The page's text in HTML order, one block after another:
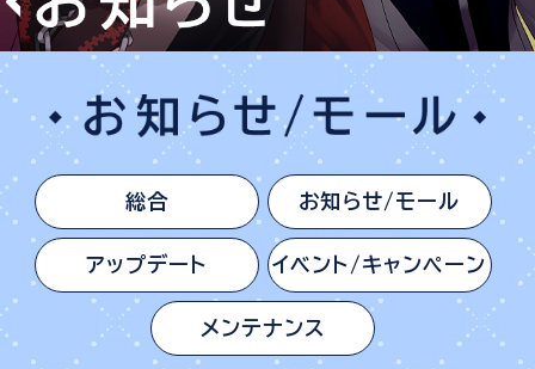
総合 お知らせ/モール
アップデート イベント/キャンペーン
メンテナンス